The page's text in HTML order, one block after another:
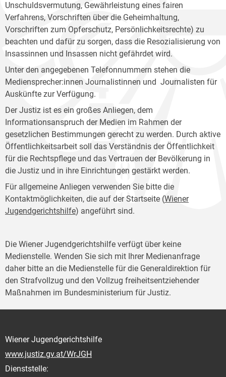
Unschuldsvermutung, Gewährleistung eines fairen
Verfahrens, Vorschriften über die Geheimhaltung,
Vorschriften zum Opferschutz, Persönlichkeitsrechte) zu
beachten und dafür zu sorgen, dass die Resozialisierung von
Insassinnen und Insassen nicht gefährdet wird.
Unter den angegebenen Telefonnummern stehen die
Mediensprecher:innen Journalistinnen und Journalisten für
Auskünfte zur Verfügung.
Der Justiz ist es ein großes Anliegen, dem
Informationsanspruch der Medien im Rahmen der
gesetzlichen Bestimmungen gerecht zu werden. Durch aktive
Öffentlichkeitsarbeit soll das Verständnis der Öffentlichkeit
für die Rechtspflege und das Vertrauen der Bevölkerung in
die Justiz und in ihre Einrichtungen gestärkt werden.
Für allgemeine Anliegen verwenden Sie bitte die
Kontaktmöglichkeiten, die auf der Startseite (Wiener
Jugendgerichtshilfe) angeführt sind.
Die Wiener Jugendgerichtshilfe verfügt über keine
Medienstelle. Wenden Sie sich mit Ihrer Medienanfrage
daher bitte an die Medienstelle für die Generaldirektion für
den Strafvollzug und den Vollzug freiheitsentziehender
Maßnahmen im Bundesministerium für Justiz.
Wiener Jugendgerichtshilfe
www.justiz.gv.at/WrJGH
Dienststelle: